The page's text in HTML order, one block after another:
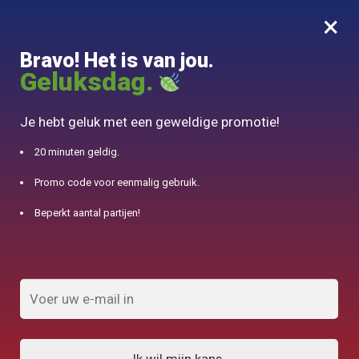
0
10% aangeboden voor 50€ aankopen met DJINN-code10
Scandinavische theepot
FILTERS TONEN
×
Bravo! Het is van jou.
Geluksdag.
Je hebt geluk met een geweldige promotie!
20 minuten geldig.
Promo code voor eenmalig gebruik.
Beperkt aantal partijen!